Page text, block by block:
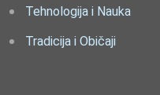
Tehnologija i Nauka
Tradicija i Običaji